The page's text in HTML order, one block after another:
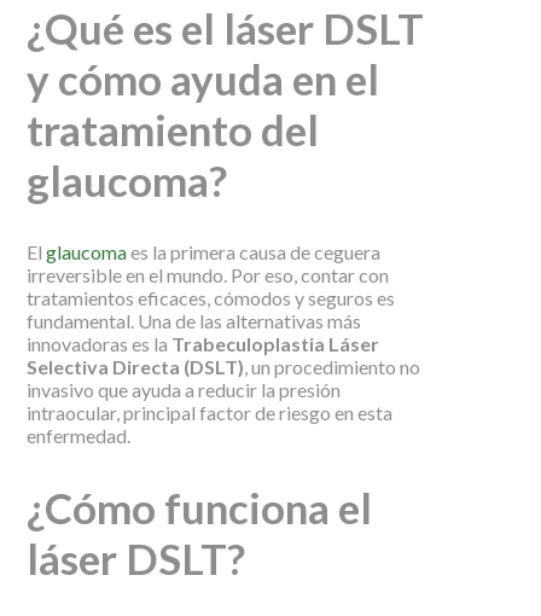
¿Qué es el láser DSLT
y cómo ayuda en el
tratamiento del
glaucoma?
El glaucomaes la primera causa de ceguera
irreversible en el mundo. Por eso, contar con
tratamientos eficaces, cómodos y seguros es
fundamental. Una de las alternativas más
innovadoras es la Trabeculoplastia Láser
Selectiva Directa (DSLT), un procedimiento no
invasivo que ayuda a reducir la presión
intraocular, principal factor de riesgo en esta
enfermedad.
¿Cómo funciona el
láser DSLT?